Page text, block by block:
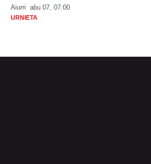
Aiurri abu 07, 07:00
URNIETA